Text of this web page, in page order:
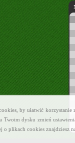
by ułatwić korzystanie
Twoim dysku zmień
o plikach cookies znajdziesz